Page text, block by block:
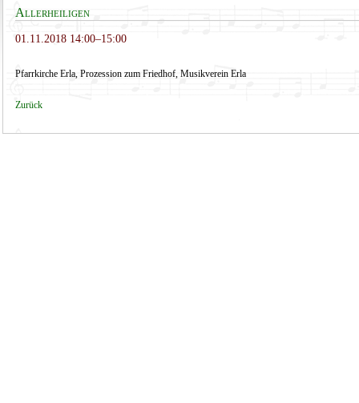
Allerheiligen
01.11.2018 14:00–15:00
Pfarrkirche Erla, Prozession zum Friedhof, Musikverein Erla
Zurück